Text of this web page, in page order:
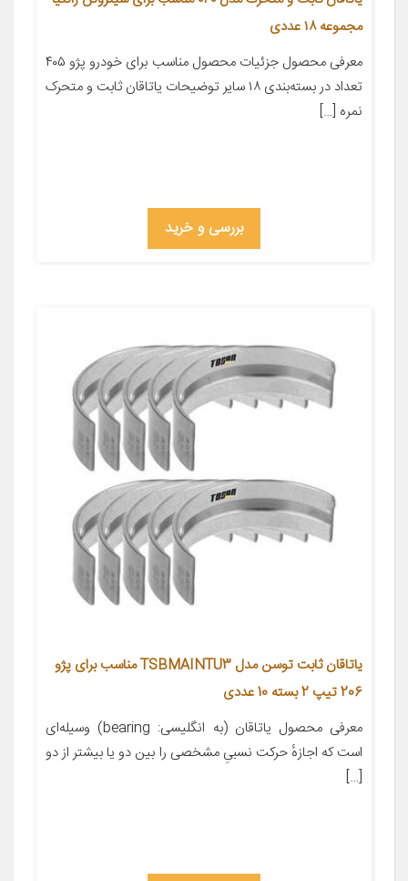
مجموعه ۱۸ عددی
معرفی محصول جزئیات محصول مناسب برای خودرو پژو ۴۰۵
تعداد در بسته‌بندی ۱۸ سایر توضیحات یاتاقان ثابت و متحرک
نمره […]
بررسی و خرید
یاتاقان ثابت توسن مدل TSBMAINTU3 مناسب برای پژو
206 تیپ 2 بسته 10 عددی
معرفی محصول یاتاقان (به انگلیسی: bearing) وسیله‌ای
است که اجازهٔ حرکت نسبیِ مشخصی را بین دو یا بیشتر از دو
[…]